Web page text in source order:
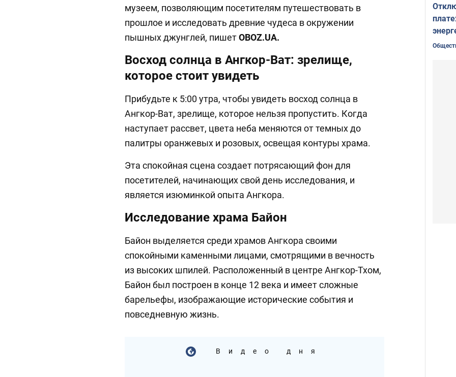
музеем, позволяющим посетителям путешествовать в
прошлое и исследовать древние чудеса в окружении
пышных джунглей, пишетOBOZ.UA.
Восход солнца в Ангкор-Ват: зрелище,
которое стоит увидеть
Прибудьте к 5:00 утра, чтобы увидеть восход солнца в
Ангкор-Ват, зрелище, которое нельзя пропустить. Когда
наступает рассвет, цвета неба меняются от темных до
палитры оранжевых и розовых, освещая контуры храма.
Эта спокойная сцена создает потрясающий фон для
посетителей, начинающих свой день исследования, и
является изюминкой опыта Ангкора.
Исследование храма Байон
Байон выделяется среди храмов Ангкора своими
спокойными каменными лицами, смотрящими в вечность
из высоких шпилей. Расположенный в центре Ангкор-Тхом,
Байон был построен в конце 12 века и имеет сложные
барельефы, изображающие исторические события и
повседневную жизнь.
Видео дня